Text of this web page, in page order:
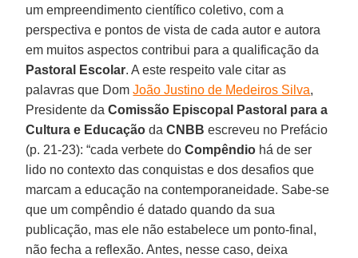
um empreendimento científico coletivo, com a
perspectiva e pontos de vista de cada autor e autora
em muitos aspectos contribui para a qualificação da
Pastoral Escolar. A este respeito vale citar as
palavras que Dom João Justino de Medeiros Silva,
Presidente daComissão Episcopal Pastoral para a
Cultura e Educação daCNBB escreveu no Prefácio
(p. 21-23): “cada verbete doCompêndio há de ser
lido no contexto das conquistas e dos desafios que
marcam a educação na contemporaneidade. Sabe-se
que um compêndio é datado quando da sua
publicação, mas ele não estabelece um ponto-final,
não fecha a reflexão. Antes, nesse caso, deixa